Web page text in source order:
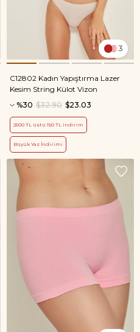
3
C12802 Kadın Yapıştırma Lazer
Kesim String Külot Vizon
%30
$23.03
$32.90
2500 TL üstü 150 TL indirim
Büyük Yaz İndirimi